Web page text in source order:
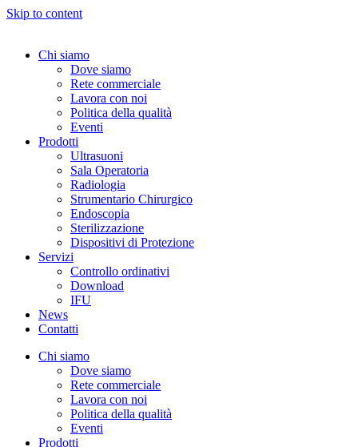
Skip to content
Chi siamo
Dove siamo
Rete commerciale
Lavora con noi
Politica della qualità
Eventi
Prodotti
Ultrasuoni
Sala Operatoria
Radiologia
Strumentario Chirurgico
Endoscopia
Sterilizzazione
Dispositivi di Protezione
Servizi
Controllo ordinativi
Download
IFU
News
Contatti
Chi siamo
Dove siamo
Rete commerciale
Lavora con noi
Politica della qualità
Eventi
Prodotti